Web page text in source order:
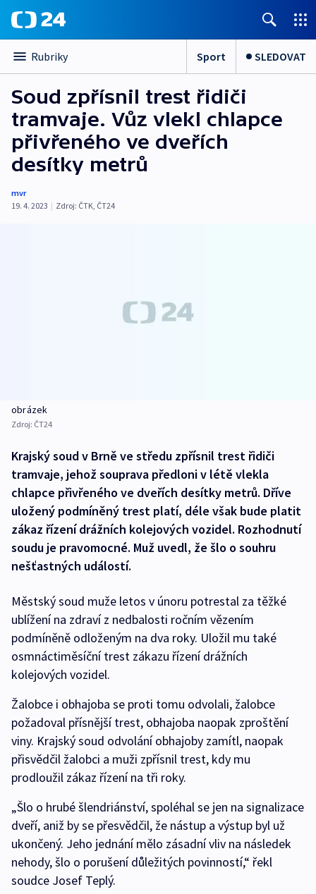
Rubriky Sport SLEDOVAT
Soud zpřísnil trest řidiči
tramvaje. Vůz vlekl chlapce
přivřeného ve dveřích
desítky metrů
mvr
19. 4. 2023 | Zdroj: ČTK, ČT24
obrázek
Zdroj: ČT24
Krajský soud v Brně ve středu zpřísnil trest řidiči
tramvaje, jehož souprava předloni v létě vlekla
chlapce přivřeného ve dveřích desítky metrů. Dříve
uložený podmíněný trest platí, déle však bude platit
zákaz řízení drážních kolejových vozidel. Rozhodnutí
soudu je pravomocné. Muž uvedl, že šlo o souhru
nešťastných událostí.
Městský soud muže letos v únoru potrestal za těžké
ublížení na zdraví z nedbalosti ročním vězením
podmíněně odloženým na dva roky. Uložil mu také
osmnáctiměsíční trest zákazu řízení drážních
kolejových vozidel.
Žalobce i obhajoba se proti tomu odvolali, žalobce
požadoval přísnější trest, obhajoba naopak zproštění
viny. Krajský soud odvolání obhajoby zamítl, naopak
přisvědčil žalobci a muži zpřísnil trest, kdy mu
prodloužil zákaz řízení na tři roky.
„Šlo o hrubé šlendriánství, spoléhal se jen na signalizace
dveří, aniž by se přesvědčil, že nástup a výstup byl už
ukončený. Jeho jednání mělo zásadní vliv na následek
nehody, šlo o porušení důležitých povinností,“ řekl
soudce Josef Teplý.